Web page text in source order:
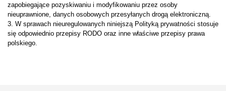
zapobiegające pozyskiwaniu i modyfikowaniu przez osoby
nieuprawnione, danych osobowych przesyłanych drogą elektroniczną.
3. W sprawach nieuregulowanych niniejszą Polityką prywatności stosuje
się odpowiednio przepisy RODO oraz inne właściwe przepisy prawa
polskiego.